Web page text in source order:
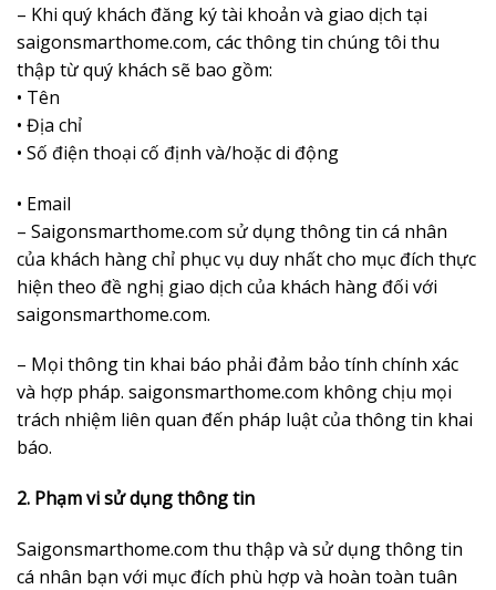
– Khi quý khách đăng ký tài khoản và giao dịch tại
saigonsmarthome.com, các thông tin chúng tôi thu
thập từ quý khách sẽ bao gồm:
• Tên
• Địa chỉ
• Số điện thoại cố định và/hoặc di động
• Email
– Saigonsmarthome.com sử dụng thông tin cá nhân
của khách hàng chỉ phục vụ duy nhất cho mục đích thực
hiện theo đề nghị giao dịch của khách hàng đối với
saigonsmarthome.com.
– Mọi thông tin khai báo phải đảm bảo tính chính xác
và hợp pháp. saigonsmarthome.com không chịu mọi
trách nhiệm liên quan đến pháp luật của thông tin khai
báo.
2. Phạm vi sử dụng thông tin
Saigonsmarthome.com thu thập và sử dụng thông tin
cá nhân bạn với mục đích phù hợp và hoàn toàn tuân